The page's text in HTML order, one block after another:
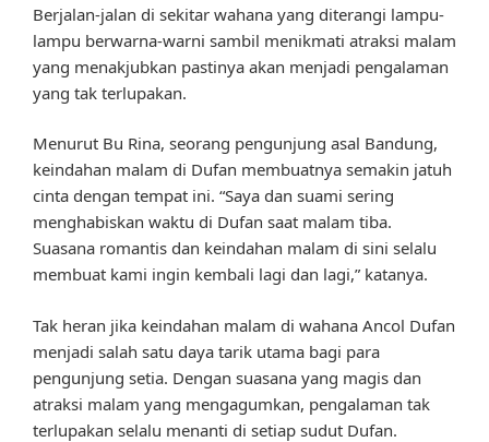
Berjalan-jalan di sekitar wahana yang diterangi lampu-
lampu berwarna-warni sambil menikmati atraksi malam
yang menakjubkan pastinya akan menjadi pengalaman
yang tak terlupakan.
Menurut Bu Rina, seorang pengunjung asal Bandung,
keindahan malam di Dufan membuatnya semakin jatuh
cinta dengan tempat ini. “Saya dan suami sering
menghabiskan waktu di Dufan saat malam tiba.
Suasana romantis dan keindahan malam di sini selalu
membuat kami ingin kembali lagi dan lagi,” katanya.
Tak heran jika keindahan malam di wahana Ancol Dufan
menjadi salah satu daya tarik utama bagi para
pengunjung setia. Dengan suasana yang magis dan
atraksi malam yang mengagumkan, pengalaman tak
terlupakan selalu menanti di setiap sudut Dufan.